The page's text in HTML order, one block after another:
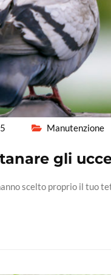
Manutenzione
gli
scelto proprio il tuo